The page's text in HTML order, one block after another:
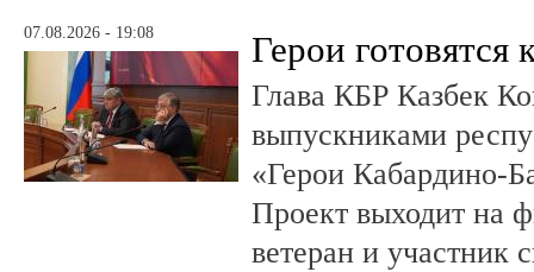
07.08.2026 - 19:08 Герои готовятся
Глава КБР Казбек
выпускниками
«Герои Кабардино-
Проект выходит на
ветеран и участник